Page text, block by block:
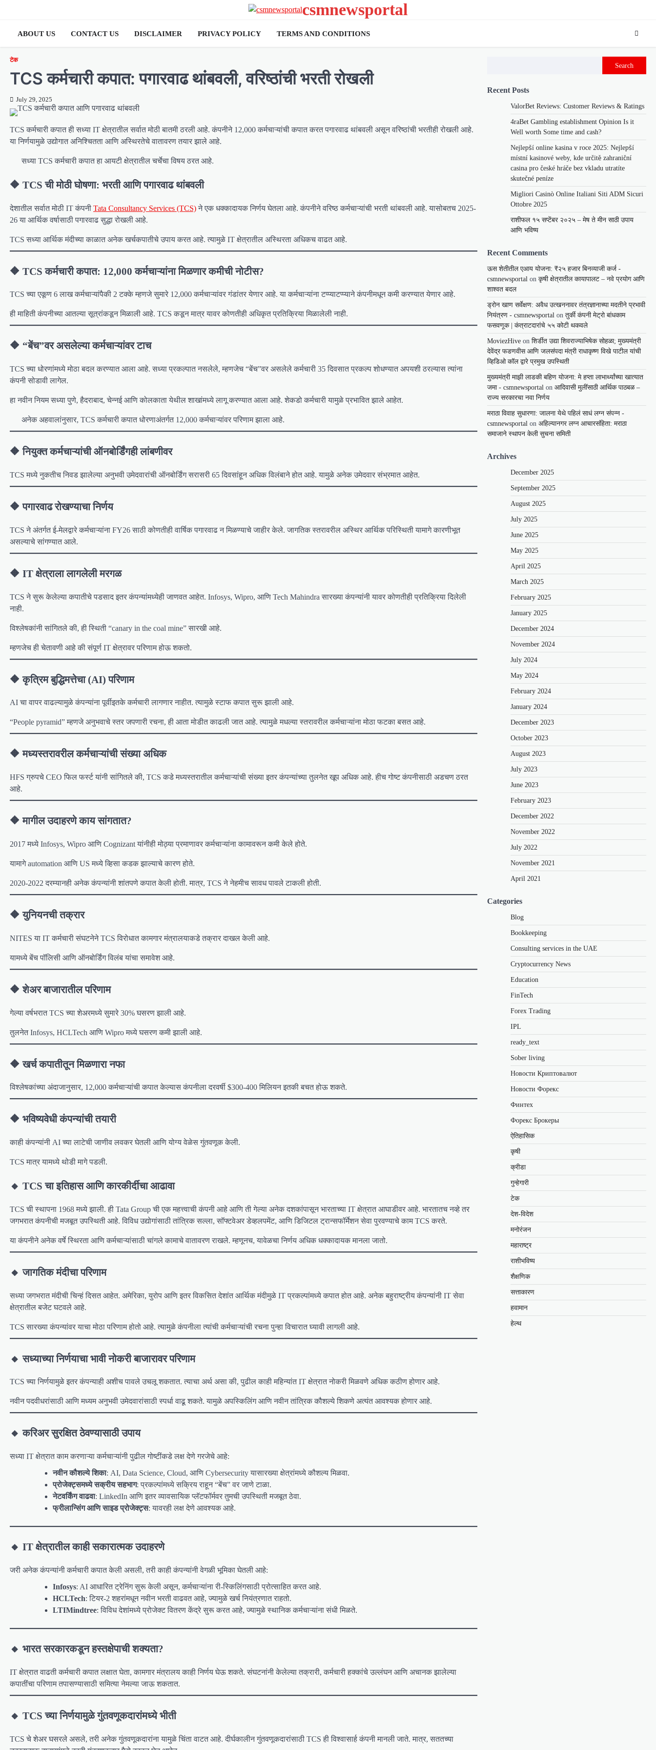
csmnewsportal
ABOUT US CONTACT US DISCLAIMER PRIVACY POLICY TERMS AND CONDITIONS
टेक
TCS कर्मचारी कपात: पगारवाढ थांबवली, वरिष्ठांची भरती रोखली
July 29, 2025
TCS कर्मचारी कपात ही सध्या IT क्षेत्रातील सर्वात मोठी बातमी ठरली आहे. कंपनीने 12,000 कर्मचाऱ्यांची कपात करत पगारवाढ थांबवली असून वरिष्ठांची भरतीही रोखली आहे.
या निर्णयामुळे उद्योगात अनिश्चितता आणि अस्थिरतेचे वातावरण तयार झाले आहे.
सध्या TCS कर्मचारी कपात हा आयटी क्षेत्रातील चर्चेचा विषय ठरत आहे.
🔶 TCS ची मोठी घोषणा: भरती आणि पगारवाढ थांबवली
देशातील सर्वात मोठी IT कंपनी Tata Consultancy Services (TCS)ने एक धक्कादायक निर्णय घेतला आहे. कंपनीने वरिष्ठ कर्मचाऱ्यांची भरती थांबवली आहे. यासोबतच 2025-
26 या आर्थिक वर्षासाठी पगारवाढ सुद्धा रोखली आहे.
TCS सध्या आर्थिक मंदीच्या काळात अनेक खर्चकपातीचे उपाय करत आहे. त्यामुळे IT क्षेत्रातील अस्थिरता अधिकच वाढत आहे.
🔶 TCS कर्मचारी कपात: 12,000 कर्मचाऱ्यांना मिळणार कमीची नोटीस?
TCS च्या एकूण 6 लाख कर्मचाऱ्यांपैकी 2 टक्के म्हणजे सुमारे 12,000 कर्मचाऱ्यांवर गंडांतर येणार आहे. या कर्मचाऱ्यांना टप्प्याटप्प्याने कंपनीमधून कमी करण्यात येणार आहे.
ही माहिती कंपनीच्या आतल्या सूत्रांकडून मिळाली आहे. TCS कडून मात्र यावर कोणतीही अधिकृत प्रतिक्रिया मिळालेली नाही.
🔶 “बेंच”वर असलेल्या कर्मचाऱ्यांवर टाच
TCS च्या धोरणांमध्ये मोठा बदल करण्यात आला आहे. सध्या प्रकल्पात नसलेले, म्हणजेच “बेंच”वर असलेले कर्मचारी 35 दिवसात प्रकल्प शोधण्यात अपयशी ठरल्यास त्यांना
कंपनी सोडावी लागेल.
हा नवीन नियम सध्या पुणे, हैदराबाद, चेन्नई आणि कोलकाता येथील शाखांमध्ये लागू करण्यात आला आहे. शेकडो कर्मचारी यामुळे प्रभावित झाले आहेत.
अनेक अहवालांनुसार, TCS कर्मचारी कपात धोरणाअंतर्गत 12,000 कर्मचाऱ्यांवर परिणाम झाला आहे.
🔶 नियुक्त कर्मचाऱ्यांची ऑनबोर्डिंगही लांबणीवर
TCS मध्ये नुकतीच निवड झालेल्या अनुभवी उमेदवारांची ऑनबोर्डिंग सरासरी 65 दिवसांहून अधिक विलंबाने होत आहे. यामुळे अनेक उमेदवार संभ्रमात आहेत.
🔶 पगारवाढ रोखण्याचा निर्णय
TCS ने अंतर्गत ई-मेलद्वारे कर्मचाऱ्यांना FY26 साठी कोणतीही वार्षिक पगारवाढ न मिळण्याचे जाहीर केले. जागतिक स्तरावरील अस्थिर आर्थिक परिस्थिती यामागे कारणीभूत
असल्याचे सांगण्यात आले.
🔶 IT क्षेत्राला लागलेली मरगळ
TCS ने सुरू केलेल्या कपातीचे पडसाद इतर कंपन्यांमध्येही जाणवत आहेत. Infosys, Wipro, आणि Tech Mahindra सारख्या कंपन्यांनी यावर कोणतीही प्रतिक्रिया दिलेली
नाही.
विश्लेषकांनी सांगितले की, ही स्थिती “canary in the coal mine” सारखी आहे.
म्हणजेच ही चेतावणी आहे की संपूर्ण IT क्षेत्रावर परिणाम होऊ शकतो.
🔶 कृत्रिम बुद्धिमत्तेचा (AI) परिणाम
AI चा वापर वाढल्यामुळे कंपन्यांना पूर्वीइतके कर्मचारी लागणार नाहीत. त्यामुळे स्टाफ कपात सुरू झाली आहे.
“People pyramid” म्हणजे अनुभवाचे स्तर जपणारी रचना, ही आता मोडीत काढली जात आहे. त्यामुळे मधल्या स्तरावरील कर्मचाऱ्यांना मोठा फटका बसत आहे.
🔶 मध्यस्तरावरील कर्मचाऱ्यांची संख्या अधिक
HFS ग्रुपचे CEO फिल फर्स्ट यांनी सांगितले की, TCS कडे मध्यस्तरातील कर्मचाऱ्यांची संख्या इतर कंपन्यांच्या तुलनेत खूप अधिक आहे. हीच गोष्ट कंपनीसाठी अडचण ठरत
आहे.
🔶 मागील उदाहरणे काय सांगतात?
2017 मध्ये Infosys, Wipro आणि Cognizant यांनीही मोठ्या प्रमाणावर कर्मचाऱ्यांना कामावरून कमी केले होते.
यामागे automation आणि US मध्ये व्हिसा कडक झाल्याचे कारण होते.
2020-2022 दरम्यानही अनेक कंपन्यांनी शांतपणे कपात केली होती. मात्र, TCS ने नेहमीच सावध पावले टाकली होती.
🔶 युनियनची तक्रार
NITES या IT कर्मचारी संघटनेने TCS विरोधात कामगार मंत्रालयाकडे तक्रार दाखल केली आहे.
यामध्ये बेंच पॉलिसी आणि ऑनबोर्डिंग विलंब यांचा समावेश आहे.
🔶 शेअर बाजारातील परिणाम
गेल्या वर्षभरात TCS च्या शेअरमध्ये सुमारे 30% घसरण झाली आहे.
तुलनेत Infosys, HCLTech आणि Wipro मध्ये घसरण कमी झाली आहे.
🔶 खर्च कपातीतून मिळणारा नफा
विश्लेषकांच्या अंदाजानुसार, 12,000 कर्मचाऱ्यांची कपात केल्यास कंपनीला दरवर्षी $300-400 मिलियन इतकी बचत होऊ शकते.
🔶 भविष्यवेधी कंपन्यांची तयारी
काही कंपन्यांनी AI च्या लाटेची जाणीव लवकर घेतली आणि योग्य वेळेस गुंतवणूक केली.
TCS मात्र यामध्ये थोडी मागे पडली.
🔸 TCS चा इतिहास आणि कारकीर्दीचा आढावा
TCS ची स्थापना 1968 मध्ये झाली. ही Tata Group ची एक महत्त्वाची कंपनी आहे आणि ती गेल्या अनेक दशकांपासून भारताच्या IT क्षेत्रात आघाडीवर आहे. भारतातच नव्हे तर
जगभरात कंपनीची मजबूत उपस्थिती आहे. विविध उद्योगांसाठी तांत्रिक सल्ला, सॉफ्टवेअर डेव्हलपमेंट, आणि डिजिटल ट्रान्सफॉर्मेशन सेवा पुरवण्याचे काम TCS करते.
या कंपनीने अनेक वर्षे स्थिरता आणि कर्मचाऱ्यांसाठी चांगले कामाचे वातावरण राखले. म्हणूनच, यावेळचा निर्णय अधिक धक्कादायक मानला जातो.
🔸 जागतिक मंदीचा परिणाम
सध्या जगभरात मंदीची चिन्हं दिसत आहेत. अमेरिका, युरोप आणि इतर विकसित देशांत आर्थिक मंदीमुळे IT प्रकल्पांमध्ये कपात होत आहे. अनेक बहुराष्ट्रीय कंपन्यांनी IT सेवा
क्षेत्रातील बजेट घटवले आहे.
TCS सारख्या कंपन्यांवर याचा मोठा परिणाम होतो आहे. त्यामुळे कंपनीला त्यांची कर्मचाऱ्यांची रचना पुन्हा विचारात घ्यावी लागली आहे.
🔸 सध्याच्या निर्णयाचा भावी नोकरी बाजारावर परिणाम
TCS च्या निर्णयामुळे इतर कंपन्याही अशीच पावले उचलू शकतात. त्याचा अर्थ असा की, पुढील काही महिन्यांत IT क्षेत्रात नोकरी मिळवणे अधिक कठीण होणार आहे.
नवीन पदवीधरांसाठी आणि मध्यम अनुभवी उमेदवारांसाठी स्पर्धा वाढू शकते. यामुळे अपस्किलिंग आणि नवीन तांत्रिक कौशल्ये शिकणे अत्यंत आवश्यक होणार आहे.
🔸 करिअर सुरक्षित ठेवण्यासाठी उपाय
सध्या IT क्षेत्रात काम करणाऱ्या कर्मचाऱ्यांनी पुढील गोष्टींकडे लक्ष देणे गरजेचे आहे:
नवीन कौशल्ये शिका: AI, Data Science, Cloud, आणि Cybersecurity यासारख्या क्षेत्रांमध्ये कौशल्य मिळवा.
प्रोजेक्ट्समध्ये सक्रीय सहभाग: प्रकल्पांमध्ये सक्रिय राहून “बेंच” वर जाणे टाळा.
नेटवर्किंग वाढवा: LinkedIn आणि इतर व्यावसायिक प्लॅटफॉर्मवर तुमची उपस्थिती मजबूत ठेवा.
फ्रीलान्सिंग आणि साइड प्रोजेक्ट्स: यावरही लक्ष देणे आवश्यक आहे.
🔸 IT क्षेत्रातील काही सकारात्मक उदाहरणे
जरी अनेक कंपन्यांनी कर्मचारी कपात केली असली, तरी काही कंपन्यांनी वेगळी भूमिका घेतली आहे:
Infosys: AI आधारित ट्रेनिंग सुरू केली असून, कर्मचाऱ्यांना री-स्किलिंगसाठी प्रोत्साहित करत आहे.
HCLTech: टियर-2 शहरांमधून नवीन भरती वाढवत आहे, ज्यामुळे खर्च नियंत्रणात राहतो.
LTIMindtree: विविध देशांमध्ये प्रोजेक्ट वितरण केंद्रे सुरू करत आहे, ज्यामुळे स्थानिक कर्मचाऱ्यांना संधी मिळते.
🔸 भारत सरकारकडून हस्तक्षेपाची शक्यता?
IT क्षेत्रात वाढती कर्मचारी कपात लक्षात घेता, कामगार मंत्रालय काही निर्णय घेऊ शकते. संघटनांनी केलेल्या तक्रारी, कर्मचारी हक्कांचे उल्लंघन आणि अचानक झालेल्या
कपातींचा परिणाम तपासण्यासाठी समित्या नेमल्या जाऊ शकतात.
🔸 TCS च्या निर्णयामुळे गुंतवणूकदारांमध्ये भीती
TCS चे शेअर घसरले असले, तरी अनेक गुंतवणूकदारांना यामुळे चिंता वाटत आहे. दीर्घकालीन गुंतवणूकदारांसाठी TCS ही विश्वासार्ह कंपनी मानली जाते. मात्र, सततच्या
Search
Recent Posts
ValorBet Reviews: Customer Reviews & Ratings
4raBet Gambling establishment Opinion Is it
Well worth Some time and cash?
Nejlepší online kasina v roce 2025: Nejlepší
místní kasinové weby, kde určitě zahraniční
casina pro české hráče bez vkladu utratíte
skutečné peníze
Migliori Casinò Online Italiani Siti ADM Sicuri
Ottobre 2025
राशीफल १५ सप्टेंबर २०२५ – मेष ते मीन साठी उपाय
आणि भविष्य
Recent Comments
ऊस शेतीतील एआय योजना: ₹२५ हजार बिनव्याजी कर्ज -
csmnewsportal on कृषी क्षेत्रातील कायापालट – नवे प्रयोग आणि
शाश्वत बदल
ड्रोन खाण सर्वेक्षण: अवैध उत्खननावर तंत्रज्ञानाच्या मदतीने प्रभावी
नियंत्रण - csmnewsportal on तुर्की कंपनी मेट्रो बांधकाम
फसवणूक | कंत्राटदारांचे ५५ कोटी थकवले
MoviezHive on शिर्डीत उद्या शिवराज्याभिषेक सोहळा; मुख्यमंत्री
देवेंद्र फडणवीस आणि जलसंपदा मंत्री राधाकृष्ण विखे पाटील यांची
व्हिडिओ कॉल द्वारे प्रमुख उपस्थिती
मुख्यमंत्री माझी लाडकी बहिण योजना: मे हप्ता लाभार्थ्यांच्या खात्यात
जमा - csmnewsportal on आदिवासी मुलींसाठी आर्थिक पाठबळ –
राज्य सरकारचा नवा निर्णय
मराठा विवाह सुधारणा: जालना येथे पहिलं साधं लग्न संपन्न -
csmnewsportal on अहिल्यानगर लग्न आचारसंहिता: मराठा
समाजाने स्थापन केली सुचना समिती
Archives
December 2025
September 2025
August 2025
July 2025
June 2025
May 2025
April 2025
March 2025
February 2025
January 2025
December 2024
November 2024
July 2024
May 2024
February 2024
January 2024
December 2023
October 2023
August 2023
July 2023
June 2023
February 2023
December 2022
November 2022
July 2022
November 2021
April 2021
Categories
Blog
Bookkeeping
Consulting services in the UAE
Cryptocurrency News
Education
FinTech
Forex Trading
IPL
ready_text
Sober living
Новости Криптовалют
Новости Форекс
Финтех
Форекс Брокеры
ऐतिहासिक
कृषी
क्रीडा
गुन्हेगारी
टेक
देश-विदेश
मनोरंजन
महाराष्ट्र
राशीभविष्य
शैक्षणिक
सत्ताकारण
हवामान
हेल्थ